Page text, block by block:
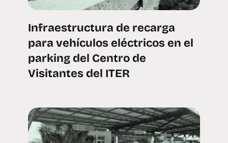
Infraestructura de recarga
para vehículos eléctricos en el
parking del Centro de
Visitantes del ITER